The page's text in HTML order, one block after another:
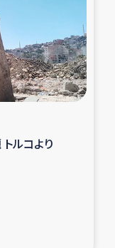
活動
・越冬支援
援
育支援事業
への農業支援
ルコより